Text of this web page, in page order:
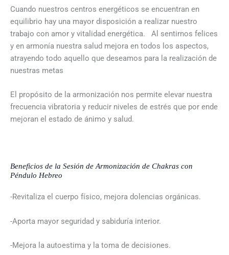
Cuando nuestros centros energéticos se encuentran en
equilibrio hay una mayor disposición a realizar nuestro
trabajo con amor y vitalidad energética. Al sentirnos felices
y en armonía nuestra salud mejora en todos los aspectos,
atrayendo todo aquello que deseamos para la realización de
nuestras metas
El propósito de la armonización nos permite elevar nuestra
frecuencia vibratoria y reducir niveles de estrés que por ende
mejoran el estado de ánimo y salud.
Beneficios de la Sesión de Armonización de Chakras con
Péndulo Hebreo
-Revitaliza el cuerpo físico, mejora dolencias orgánicas.
-Aporta mayor seguridad y sabiduría interior.
-Mejora la autoestima y la toma de decisiones.